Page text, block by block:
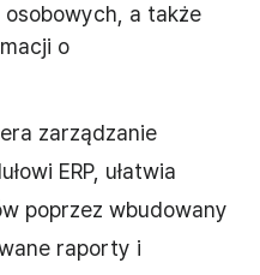
a także
o
zarządzanie
ERP, ułatwia
poprzez wbudowany
raporty i